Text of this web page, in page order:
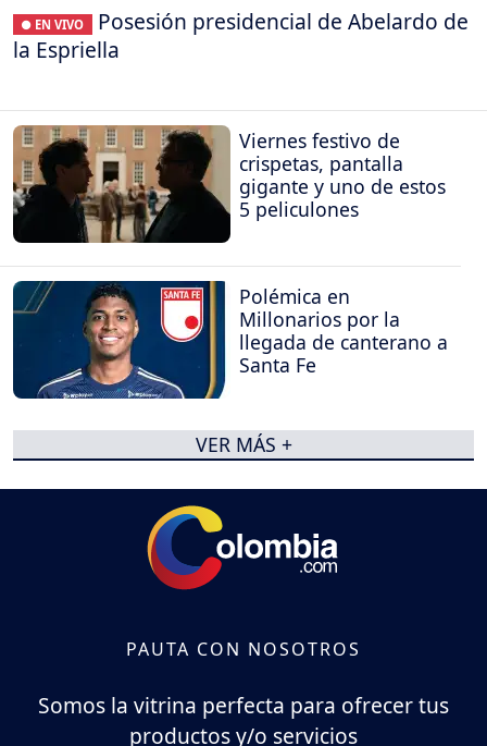
● EN VIVO
Posesión presidencial de Abelardo de
la Espriella
Viernes festivo de
crispetas, pantalla
gigante y uno de estos
5 peliculones
Polémica en
Millonarios por la
llegada de canterano a
Santa Fe
VER MÁS +
PAUTA CON NOSOTROS
Somos la vitrina perfecta para ofrecer tus
productos y/o servicios